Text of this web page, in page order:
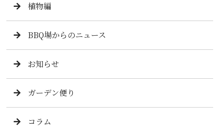
植物編
BBQ場からのニュース
お知らせ
ガーデン便り
コラム